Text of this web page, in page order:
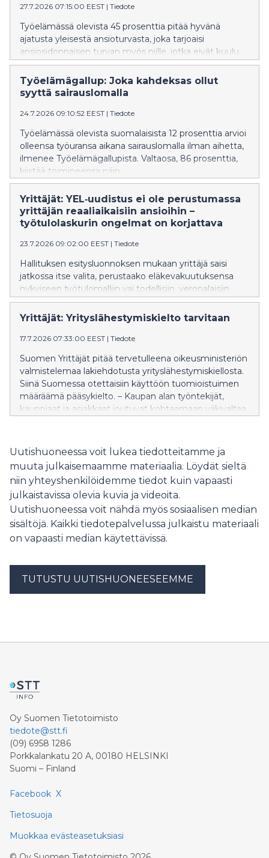
27.7.2026 07:15:00 EEST | Tiedote
Työelämässä olevista 45 prosenttia pitää hyvänä
ajatusta yleisestä ansioturvasta, joka tarjoaisi
ansiosidonnaisen turvan myös niille, jotka eivät kuulu
työttömyyskassoihin. ”Nykyinen malli kohtelee
erityisen huonosti hauraimmassa työmarkkina-
asemassa olevia, jotka ovat usein nuoria. Moni myös
väärää käsitystä välttämättä haluta laajalti edes
oikoa”, johtaja Atte Rytkönen-Sandberg Suomen
Yrittäjistä sanoo.
Työelämägallup: Joka kahdeksas ollut
syyttä sairauslomalla
24.7.2026 09:10:52 EEST | Tiedote
Työelämässä olevista suomalaisista 12 prosenttia arvioi
olleensa työuransa aikana sairauslomalla ilman aihetta,
ilmenee Työelämägallupista. Valtaosa, 86 prosenttia,
kiistää toimineensa näin.
Yrittäjät: YEL‑uudistus ei ole perustumassa
yrittäjän reaaliaikaisiin ansioihin –
työtulolaskurin ongelmat on korjattava
23.7.2026 09:02:00 EEST | Tiedote
Hallituksen esitysluonnoksen mukaan yrittäjä saisi
jatkossa itse valita, perustaako eläkevakuutuksensa
nykyiseen työtulomalliin vai todellisiin, veronalaisiin
ansiotuloihin. Yrittäjän ansiotulona käytettäisiin viimeksi
vahvistetun verotuksen
ansiotulotietoa. Mallin ongelma on, että ansiotuloja
vakuutettaessa työtulo perustuisi menneisiin
ansiotulomalli ei perustu reaaliaikaisiin tuloihin vaan
vanhaan verotustietoon. Lisäksi työtulolaskurin
ongelmat on uudistuksessa ratkaistava”, johtaja Atte
Rytkönen-Sandberg Suomen Yrittäjistä sanoo.
Yrittäjät: Yrityslähestymiskielto tarvitaan
17.7.2026 07:33:00 EEST | Tiedote
Suomen Yrittäjät pitää tervetulleena oikeusministeriön
valmistelemaa lakiehdotusta yrityslähestymiskiellosta.
Siinä Suomessa otettaisiin käyttöön tuomioistuimen
määräämä pääsykielto. – Kaupan alan työntekijät,
kauppiaat ja asiakkaat joutuvat kohtaamaan väkivaltaa,
henkilökuntaansa toistuvalta ja vakavalta häirinnältä,
Yrittäjien lainsäädäntöasioiden päällikkö Tiina
Toivonen sanoo.
Uutishuoneessa voit lukea tiedotteitamme ja
muuta julkaisemaamme materiaalia. Löydät sieltä
niin yhteyshenkilöidemme tiedot kuin vapaasti
julkaistavissa olevia kuvia ja videoita.
Uutishuoneessa voit nähdä myös sosiaalisen median
sisältöjä. Kaikki tiedotepalvelussa julkaistu materiaali
on vapaasti median käytettävissä.
TUTUSTU UUTISHUONEESEEMME
Oy Suomen Tietotoimisto
tiedote@stt.fi
(09) 6958 1286
Porkkalankatu 20 A, 00180 HELSINKI
Suomi – Finland
Facebook X
Tietosuoja
Muokkaa evästeasetuksiasi